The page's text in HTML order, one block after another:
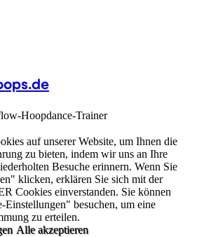
auf unserer Website, um Ihnen die
zu bieten, indem wir uns an Ihre
Besuche erinnern. Wenn Sie
klicken, erklären Sie sich mit der
Cookies einverstanden. Sie können
besuchen, um eine
zu erteilen.
Alle akzeptieren